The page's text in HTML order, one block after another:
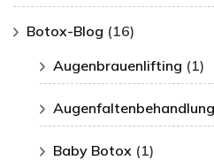
Botox-Blog (16)
Augenbrauenlifting (1)
Augenfaltenbehandlung
Baby Botox (1)